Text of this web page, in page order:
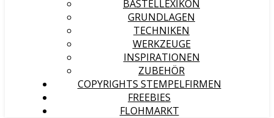
BASTELLEXIKON
GRUNDLAGEN
TECHNIKEN
WERKZEUGE
INSPIRATIONEN
ZUBEHÖR
COPYRIGHTS STEMPELFIRMEN
FREEBIES
FLOHMARKT